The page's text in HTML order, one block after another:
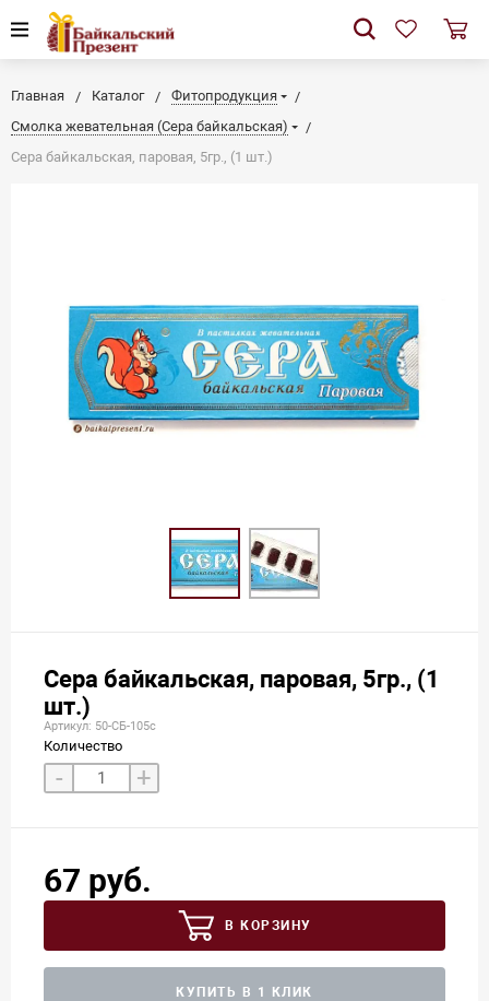
Главная Каталог
Фитопродукция
Смолка жевательная (Сера байкальская)
Сера байкальская, паровая, 5гр., (1 шт.)
Сера байкальская, паровая, 5гр., (1
шт.)
Артикул: 50-СБ-105с
Количество
- +
67 руб.
В КОРЗИНУ
КУПИТЬ В 1 КЛИК